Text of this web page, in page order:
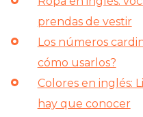
prendas de vestir
Los números
cómo usarlos?
Colores en inglés:
hay que conocer